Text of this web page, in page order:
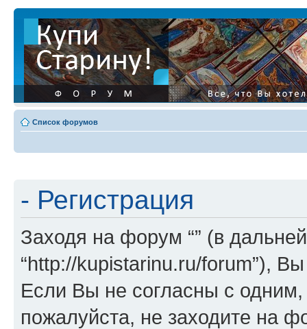
Список форумов
- Регистрация
Заходя на форум “” (в
“http://kupistarinu.ru/forum”),
Если Вы не согласны с
пожалуйста, не заходите на